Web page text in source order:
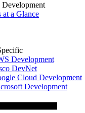
Development
at a Glance
Development
DevNet
Cloud Development
Development